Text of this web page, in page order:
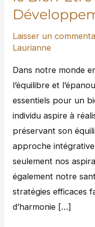
Laisser un
Laurianne
Dans notre monde
l’équilibre et
essentiels pour un
individu aspire à
préservant son
approche
seulement nos
également notre
stratégies efficaces
d’harmonie […]
Personnel